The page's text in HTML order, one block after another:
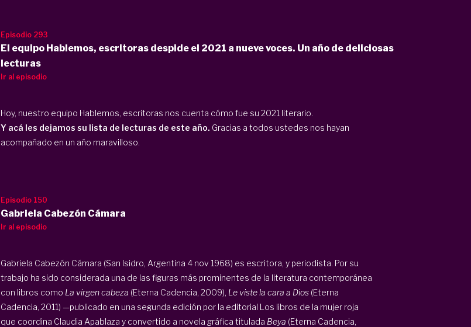
Episodio 293
El equipo Hablemos, escritoras despide el 2021 a nueve voces. Un año de deliciosas
lecturas
Ir al episodio
Hoy, nuestro equipo Hablemos, escritoras nos cuenta cómo fue su 2021 literario.
Y acá les dejamos su lista de lecturas de este año. Gracias a todos ustedes nos hayan
acompañado en un año maravilloso.
Episodio 150
Gabriela Cabezón Cámara
Ir al episodio
Gabriela Cabezón Cámara (San Isidro, Argentina 4 nov 1968) es escritora, y periodista. Por su
trabajo ha sido considerada una de las figuras más prominentes de la literatura contemporánea
con libros como La virgen cabeza (Eterna Cadencia, 2009), Le viste la cara a Dios (Eterna
Cadencia, 2011) —publicado en una segunda edición por la editorial Los libros de la mujer roja
que coordina Claudia Apablaza y convertido a novela gráfica titulada Beya (Eterna Cadencia,